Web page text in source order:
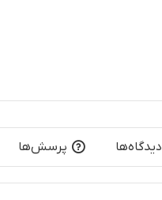
دیدگاه‌ها پرسش‌ها